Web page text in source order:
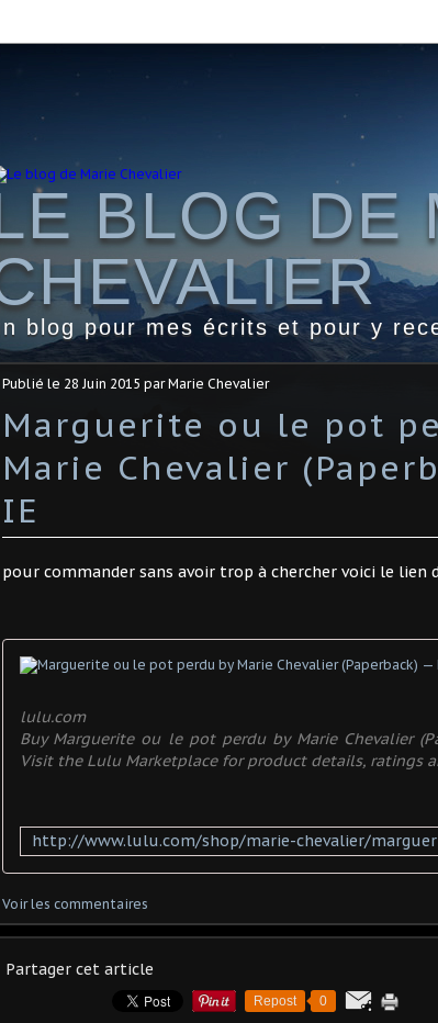
BLOG DE
blog pour mes écrits et pour y
Publié le 28 Juin 2015 par Marie Chevalier
Marguerite ou le pot
Marie Chevalier
IE
pour commander sans avoir trop à chercher voici le lien
lulu.com
Buy Marguerite ou le pot perdu by Marie Chevalier
Visit the Lulu Marketplace for product details, ratings
Voir les commentaires
Partager cet article
Repost 0